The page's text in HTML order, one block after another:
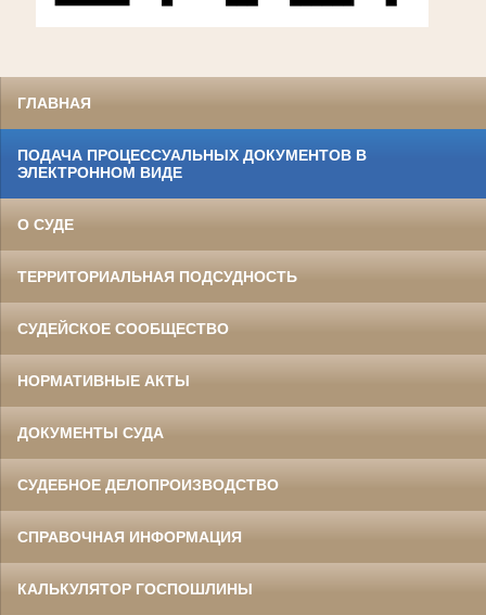
ГЛАВНАЯ
ПОДАЧА ПРОЦЕССУАЛЬНЫХ ДОКУМЕНТОВ В
ЭЛЕКТРОННОМ ВИДЕ
О СУДЕ
ТЕРРИТОРИАЛЬНАЯ ПОДСУДНОСТЬ
СУДЕЙСКОЕ СООБЩЕСТВО
НОРМАТИВНЫЕ АКТЫ
ДОКУМЕНТЫ СУДА
СУДЕБНОЕ ДЕЛОПРОИЗВОДСТВО
СПРАВОЧНАЯ ИНФОРМАЦИЯ
КАЛЬКУЛЯТОР ГОСПОШЛИНЫ